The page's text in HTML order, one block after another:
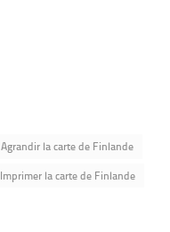
Agrandir la carte de Finlande
Imprimer la carte de Finlande